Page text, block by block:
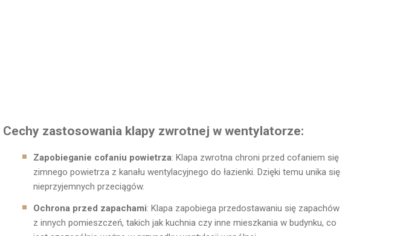
Cechy zastosowania klapy zwrotnej w wentylatorze:
Zapobieganie cofaniu powietrza: Klapa zwrotna chroni przed cofaniem się
zimnego powietrza z kanału wentylacyjnego do łazienki. Dzięki temu unika się
nieprzyjemnych przeciągów.
Ochrona przed zapachami: Klapa zapobiega przedostawaniu się zapachów
z innych pomieszczeń, takich jak kuchnia czy inne mieszkania w budynku, co